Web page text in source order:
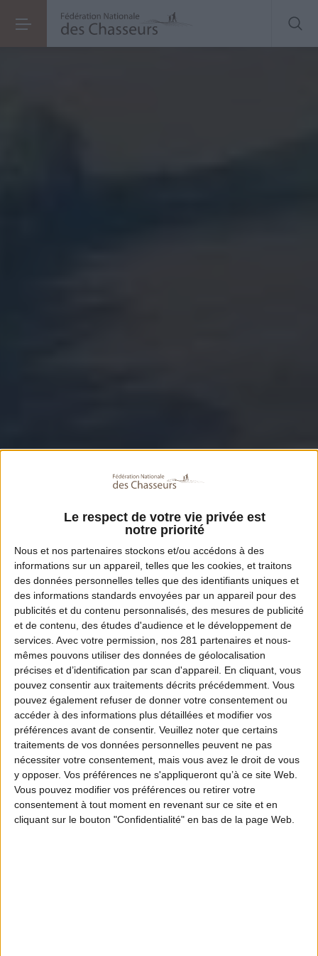
Le respect de votre vie privée est
notre priorité
Nous et nos partenaires stockons et/ou accédons à des
informations sur un appareil, telles que les cookies, et traitons
des données personnelles telles que des identifiants uniques et
des informations standards envoyées par un appareil pour des
publicités et du contenu personnalisés, des mesures de publicité
et de contenu, des études d'audience et le développement de
services. Avec votre permission, nos 281 partenaires et nous-
mêmes pouvons utiliser des données de géolocalisation
précises et d’identification par scan d'appareil. En cliquant, vous
pouvez consentir aux traitements décrits précédemment. Vous
pouvez également refuser de donner votre consentement ou
accéder à des informations plus détaillées et modifier vos
préférences avant de consentir. Veuillez noter que certains
traitements de vos données personnelles peuvent ne pas
nécessiter votre consentement, mais vous avez le droit de vous
y opposer. Vos préférences ne s'appliqueront qu’à ce site Web.
Vous pouvez modifier vos préférences ou retirer votre
consentement à tout moment en revenant sur ce site et en
cliquant sur le bouton "Confidentialité" en bas de la page Web.